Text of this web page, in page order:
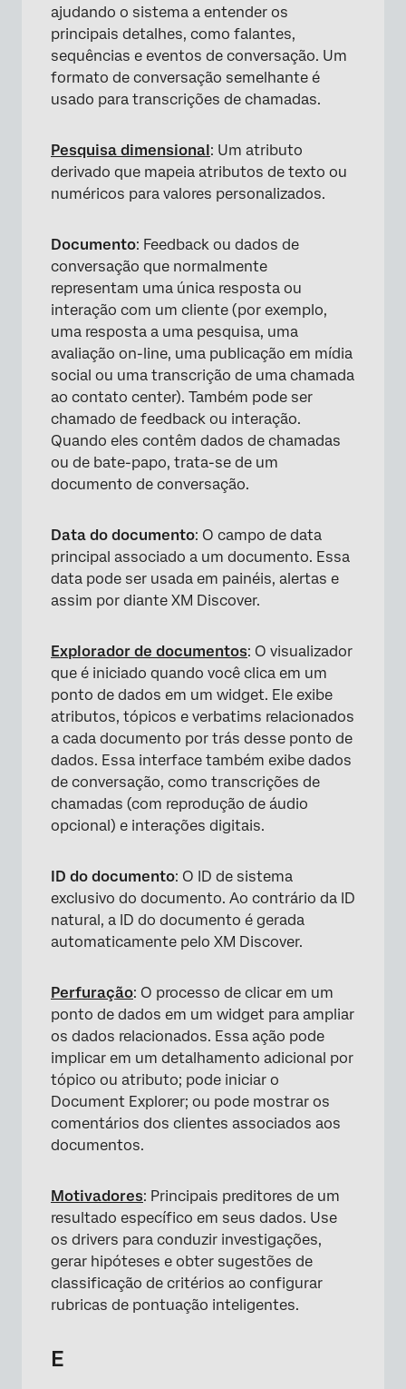
ajudando o sistema a entender os
principais detalhes, como falantes,
sequências e eventos de conversação. Um
formato de conversação semelhante é
usado para transcrições de chamadas.
Pesquisa dimensional: Um atributo
derivado que mapeia atributos de texto ou
numéricos para valores personalizados.
Documento: Feedback ou dados de
conversação que normalmente
representam uma única resposta ou
interação com um cliente (por exemplo,
uma resposta a uma pesquisa, uma
avaliação on-line, uma publicação em mídia
social ou uma transcrição de uma chamada
ao contato center). Também pode ser
chamado de feedback ou interação.
Quando eles contêm dados de chamadas
ou de bate-papo, trata-se de um
documento de conversação.
Data do documento: O campo de data
principal associado a um documento. Essa
data pode ser usada em painéis, alertas e
assim por diante XM Discover.
Explorador de documentos: O visualizador
que é iniciado quando você clica em um
ponto de dados em um widget. Ele exibe
atributos, tópicos e verbatims relacionados
a cada documento por trás desse ponto de
dados. Essa interface também exibe dados
de conversação, como transcrições de
chamadas (com reprodução de áudio
opcional) e interações digitais.
ID do documento: O ID de sistema
exclusivo do documento. Ao contrário da ID
natural, a ID do documento é gerada
automaticamente pelo XM Discover.
Perfuração: O processo de clicar em um
ponto de dados em um widget para ampliar
os dados relacionados. Essa ação pode
implicar em um detalhamento adicional por
tópico ou atributo; pode iniciar o
Document Explorer; ou pode mostrar os
comentários dos clientes associados aos
documentos.
Motivadores: Principais preditores de um
resultado específico em seus dados. Use
os drivers para conduzir investigações,
gerar hipóteses e obter sugestões de
classificação de critérios ao configurar
rubricas de pontuação inteligentes.
E